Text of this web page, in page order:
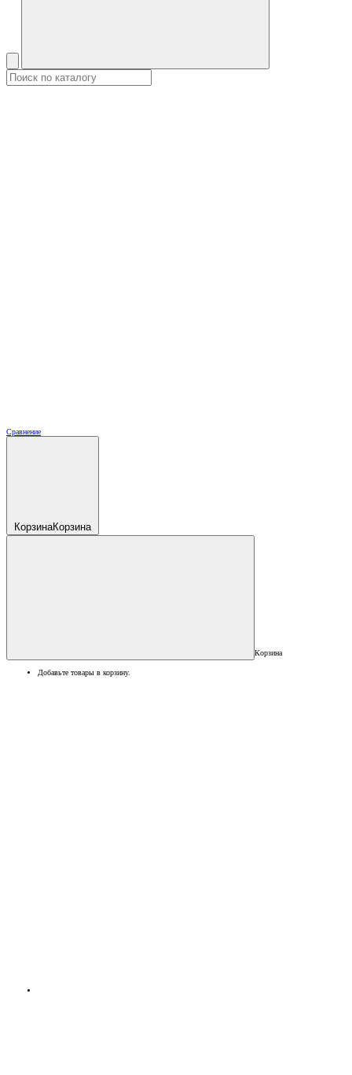
Сравнение
КорзинаКорзина
Корзина
Добавьте товары в корзину.